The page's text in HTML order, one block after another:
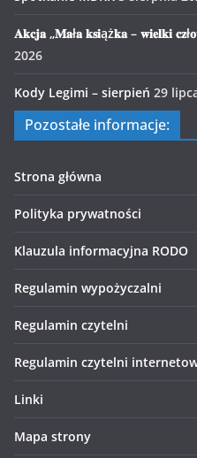
𝐀𝐤𝐜𝐣𝐚 „𝐌𝐚ł𝐚 𝐤𝐬𝐢ąż𝐤𝐚 – 𝐰𝐢𝐞𝐥𝐤𝐢
2026
Kody Legimi – sierpień 29
Pozostałe informacje:
Strona główna
Polityka prywatności
Klauzula informacyjna RODO
Regulamin wypożyczalni
Regulamin czytelni
Regulamin czytelni
Linki
Mapa strony